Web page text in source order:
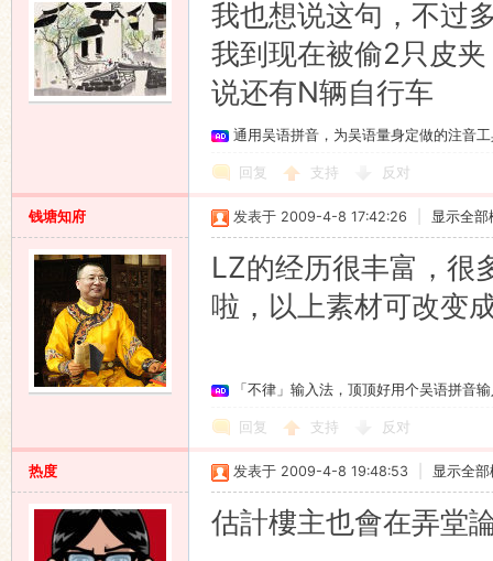
我也想说这句，不过
我到现在被偷2只皮
说还有N辆自行车
通用吴语拼音，为吴语量身定做的注音
回复 支持 反对
钱塘知府 发表于 2009-4-8 17:42:26 显示全部
LZ的经历很丰富，很
啦，以上素材可改变
「不律」输入法，顶顶好用个吴语拼音
回复 支持 反对
热度 发表于 2009-4-8 19:48:53 显示全部
估計樓主也會在弄堂